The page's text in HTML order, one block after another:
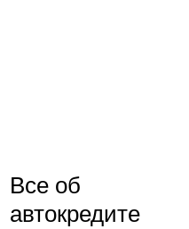
Все об
автокредите